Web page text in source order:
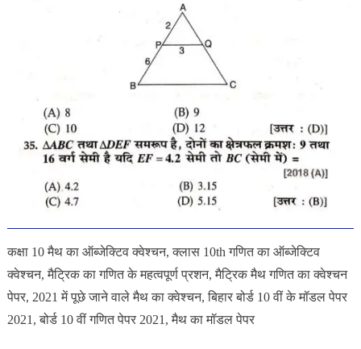
कक्षा 10 मैथ का ऑब्जेक्टिव क्वेश्चन, क्लास 10th गणित का ऑब्जेक्टिव
क्वेश्चन, मैट्रिक का गणित के महत्वपूर्ण प्रशन, मैट्रिक मैथ गणित का क्वेश्चन
पेपर, 2021 में पूछे जाने वाले मैथ का क्वेश्चन, बिहार बोर्ड 10 वीं के मॉडल पेपर
2021, बोर्ड 10 वीं गणित पेपर 2021, मैथ का मॉडल पेपर